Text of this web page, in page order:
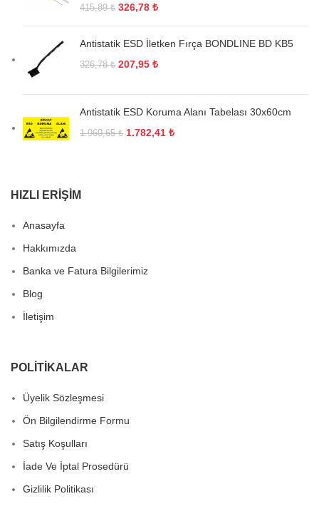
415,89₺ 326,78 ₺
Antistatik ESD İletken Fırça BONDLINE BD KB5
326,78₺ 207,95 ₺
Antistatik ESD Koruma Alanı Tabelası 30x60cm
1.960,65₺ 1.782,41 ₺
HIZLI ERIŞIM
Anasayfa
Hakkımızda
Banka ve Fatura Bilgilerimiz
Blog
İletişim
POLITIKALAR
Üyelik Sözleşmesi
Ön Bilgilendirme Formu
Satış Koşulları
İade Ve İptal Prosedürü
Gizlilik Politikası